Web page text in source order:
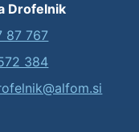
Drofelnik
87 767
384